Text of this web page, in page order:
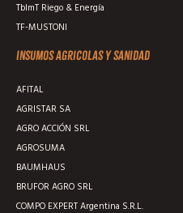
TblmT Riego & Energía
TF-MUSTONI
Insumos agricolas y sanidad
AFITAL
AGRISTAR SA
AGRO ACCIÓN SRL
AGROSUMA
BAUMHAUS
BRUFOR AGRO SRL
COMPO EXPERT Argentina S.R.L.